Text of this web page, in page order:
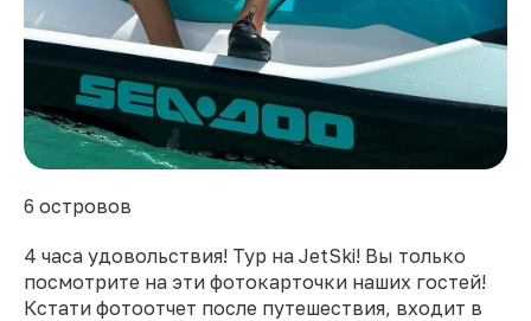
6 островов
4 часа удовольствия! Тур на JetSki! Вы только
посмотрите на эти фотокарточки наших гостей!
Кстати фотоотчет после путешествия, входит в